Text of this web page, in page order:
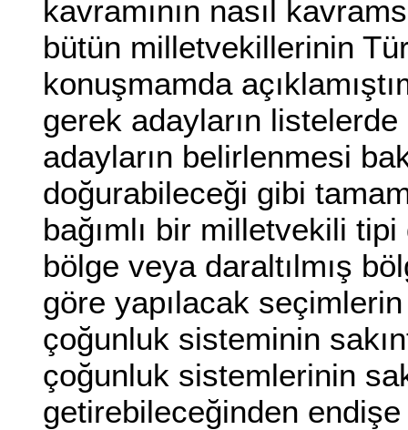
kavramının nasıl
bütün milletvekillerinin
konuşmamda
gerek adayların
adayların belirlenmesi
doğurabileceği gibi
bağımlı bir milletvekili
bölge veya daraltılmış
göre yapılacak
çoğunluk sisteminin
çoğunluk sistemlerinin
getirebileceğinden